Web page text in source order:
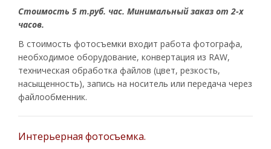
Стоимость 5 т.руб. час. Минимальный заказ от 2-х
часов.
В стоимость фотосъемки входит работа фотографа,
необходимое оборудование, конвертация из RAW,
техническая обработка файлов (цвет, резкость,
насыщенность), запись на носитель или передача через
файлообменник.
Интерьерная фотосъемка.